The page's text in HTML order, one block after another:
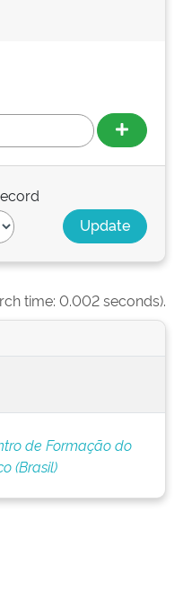
time: 0.002 seconds).
de Formação do
(Brasil)